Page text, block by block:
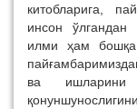
китобларига,
инсон
илми ҳам
ва